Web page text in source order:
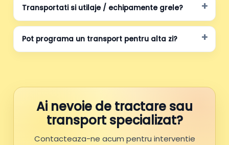
Transportati si utilaje / echipamente grele?
Pot programa un transport pentru alta zi?
Ai nevoie de tractare sau
transport specializat?
Contacteaza-ne acum pentru interventie